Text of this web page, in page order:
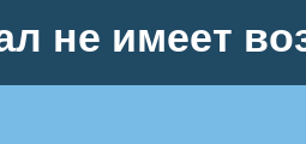
не имеет